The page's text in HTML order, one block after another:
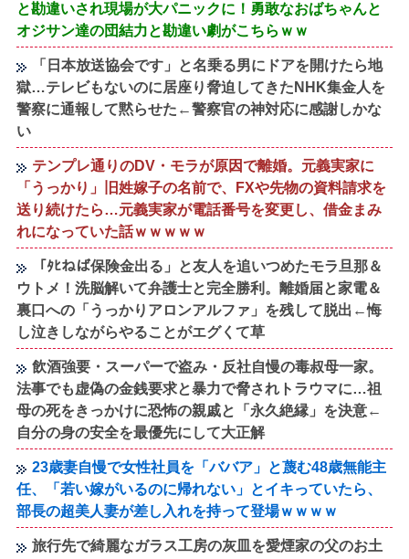
と勘違いされ現場が大パニックに！勇敢なおばちゃんと
オジサン達の団結力と勘違い劇がこちらｗｗ
「日本放送協会です」と名乗る男にドアを開けたら地
獄…テレビもないのに居座り脅迫してきたNHK集金人を
警察に通報して黙らせた←警察官の神対応に感謝しかな
い
テンプレ通りのDV・モラが原因で離婚。元義実家に
「うっかり」旧姓嫁子の名前で、FXや先物の資料請求を
送り続けたら…元義実家が電話番号を変更し、借金まみ
れになっていた話ｗｗｗｗｗ
「ﾀﾋねば保険金出る」と友人を追いつめたモラ旦那＆
ウトメ！洗脳解いて弁護士と完全勝利。離婚届と家電＆
裏口への「うっかりアロンアルファ」を残して脱出←悔
し泣きしながらやることがエグくて草
飲酒強要・スーパーで盗み・反社自慢の毒叔母一家。
法事でも虚偽の金銭要求と暴力で脅されトラウマに…祖
母の死をきっかけに恐怖の親戚と「永久絶縁」を決意←
自分の身の安全を最優先にして大正解
23歳妻自慢で女性社員を「ババア」と蔑む48歳無能主
任、「若い嫁がいるのに帰れない」とイキっていたら、
部長の超美人妻が差し入れを持って登場ｗｗｗｗ
旅行先で綺麗なガラス工房の灰皿を愛煙家の父のお土